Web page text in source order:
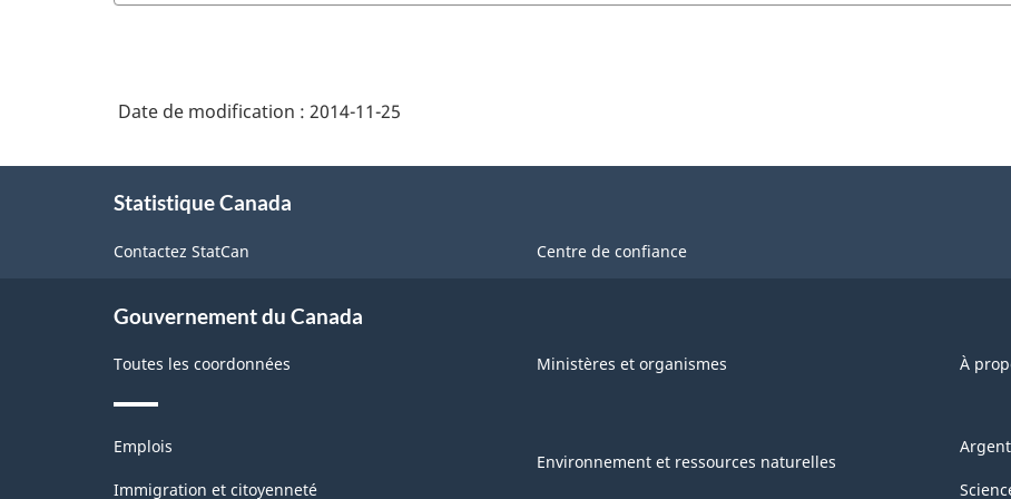
Date de modification : 2014-11-25
Statistique Canada
Contactez StatCan Centre de confiance
Gouvernement du Canada
Toutes les coordonnées Ministères et organismes À
Thèmes
sujets
Emplois
Immigration et citoyenneté
Environnement et ressources naturelles